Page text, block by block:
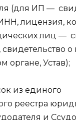
(для ИП —
лицензия,
лиц —
о
органе, Устав);
из единого
реестра
и